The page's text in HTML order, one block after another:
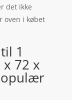
det ikke
oven i købet
1
x 72 x